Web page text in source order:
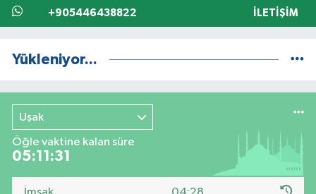
+905446438822 İLETIŞIM
Yükleniyor...
Uşak
Öğle vaktine kalan süre
05:11:30